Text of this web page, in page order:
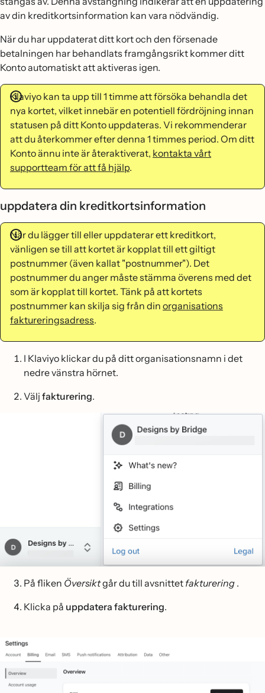
av din kreditkortsinformation kan vara nödvändig.
När du har uppdaterat ditt kort och den försenade
betalningen har behandlats framgångsrikt kommer ditt
Konto automatiskt att aktiveras igen.
Klaviyo kan ta upp till 1 timme att försöka behandla det
nya kortet, vilket innebär en potentiell fördröjning innan
statusen på ditt Konto uppdateras. Vi rekommenderar
att du återkommer efter denna 1 timmes period. Om ditt
Konto ännu inte är återaktiverat, kontakta vårt
supportteam för att få hjälp.
uppdatera din kreditkortsinformation
När du lägger till eller uppdaterar ett kreditkort,
vänligen se till att kortet är kopplat till ett giltigt
postnummer (även kallat "postnummer"). Det
postnummer du anger måste stämma överens med det
som är kopplat till kortet. Tänk på att kortets
postnummer kan skilja sig från din organisations
faktureringsadress.
I Klaviyo klickar du på ditt organisationsnamn i det
nedre vänstra hörnet.
Välj fakturering.
På fliken Översiktgår du till avsnittet fakturering .
Klicka på uppdatera fakturering.